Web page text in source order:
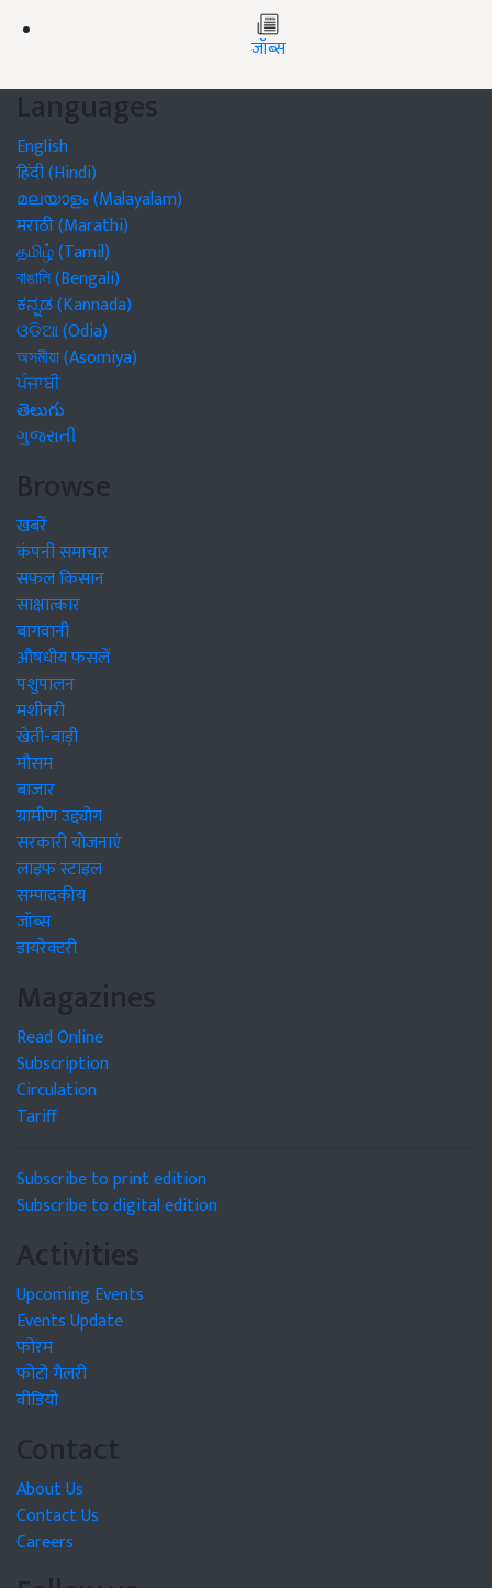
जॉब्स
Languages
English
हिंदी (Hindi)
മലയാളം (Malayalam)
मराठी (Marathi)
தமிழ் (Tamil)
বাঙালি (Bengali)
ಕನ್ನಡ (Kannada)
ଓଡିଆ (Odia)
অসমীয়া (Asomiya)
ਪੰਜਾਬੀ
తెలుగు
ગુજરાતી
Browse
खबरें
कंपनी समाचार
सफल किसान
साक्षात्कार
बागवानी
औषधीय फसलें
पशुपालन
मशीनरी
खेती-बाड़ी
मौसम
बाजार
ग्रामीण उद्द्योग
सरकारी योजनाएं
लाइफ स्टाइल
सम्पादकीय
जॉब्स
डायरेक्टरी
Magazines
Read Online
Subscription
Circulation
Tariff
Subscribe to print edition
Subscribe to digital edition
Activities
Upcoming Events
Events Update
फोरम
फोटो गैलरी
वीडियो
Contact
About Us
Contact Us
Careers